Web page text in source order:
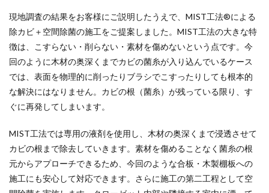
現地調査の結果をお客様にご説明したうえで、MIST工法®による
除カビ＋空間除菌の施工をご提案しました。MIST工法の大きな特
徴は、こすらない・削らない・素材を傷めないという点です。今
回のように木材の奥深くまでカビの菌糸が入り込んでいるケース
では、表面を物理的に削ったりブラシでこすったりしても根本的
な解決にはなりません。カビの根（菌糸）が残っている限り、す
ぐに再発してしまいます。
MIST工法では専用の液剤を使用し、木材の奥深くまで浸透させて
カビの根まで除去していきます。素材を傷めることなく菌糸の根
元からアプローチできるため、今回のような合板・木製棚板への
施工にも安心して対応できます。さらに施工の第二工程として空